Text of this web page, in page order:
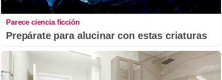
Parece ciencia ficción
Prepárate para alucinar con estas criaturas